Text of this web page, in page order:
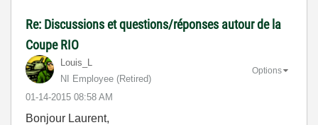
Re: Discussions et questions/réponses autour de la
Coupe RIO
Louis_L
NI Employee (retired)
‎01-14-2015 08:58 AM
Options
Bonjour Laurent,